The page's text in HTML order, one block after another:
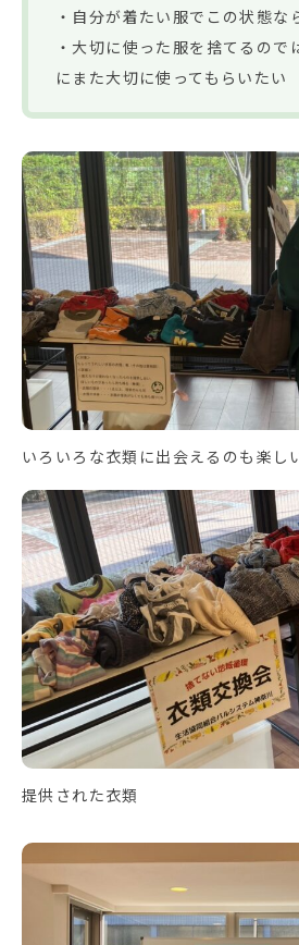
・自分が着たい服でこの状態な
・大切に使った服を捨てるので
にまた大切に使ってもらいたい
いろいろな衣類に出会えるのも楽し
提供された衣類